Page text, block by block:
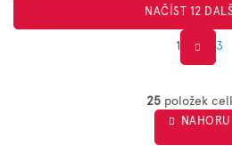
v
l
á
NAČÍST 12
t
r
á
1 3
25 položek
NAHORU